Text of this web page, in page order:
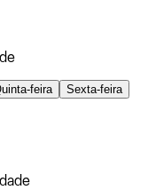
feira
Sexta-feira